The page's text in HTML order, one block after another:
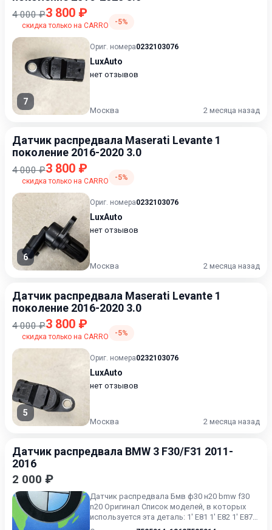
4 000 ₽3 800 ₽
скидка только на CARRO -5%
7
Ориг. номера0232103076
LuxAuto
нет отзывов
Москва 2 месяца назад
Датчик распредвала Maserati Levante 1
поколение 2016-2020 3.0
4 000 ₽3 800 ₽
скидка только на CARRO -5%
6
Ориг. номера0232103076
LuxAuto
нет отзывов
Москва 2 месяца назад
Датчик распредвала Maserati Levante 1
поколение 2016-2020 3.0
4 000 ₽3 800 ₽
скидка только на CARRO -5%
5
Ориг. номера0232103076
LuxAuto
нет отзывов
Москва 2 месяца назад
Датчик распредвала BMW 3 F30/F31 2011-
2016
2 000 ₽
Датчик распредвала Бмв ф30 н20 bmw f30
n20 Оригинал Список моделей, в которых
используется эта деталь: 1' E81 1' E82 1' E87
1' E88 1' F20 1'...